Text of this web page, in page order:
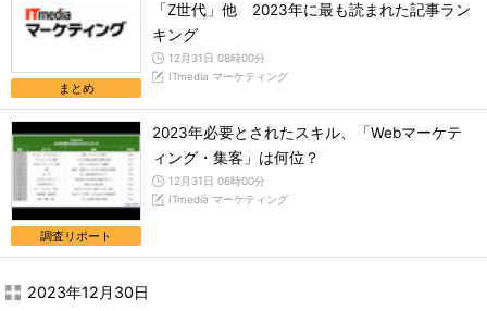
まとめ
「Z世代」他 2023年に最も読まれた記事ラン
キング
12月31日 08時00分
ITmedia マーケティング
調査リポート
2023年必要とされたスキル、「Webマーケテ
ィング・集客」は何位？
12月31日 06時00分
ITmedia マーケティング
2023年12月30日